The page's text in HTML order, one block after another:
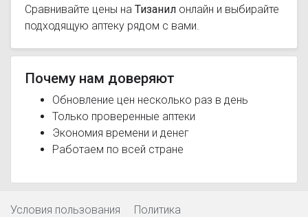
Сравнивайте цены на Тизанил онлайн и выбирайте
подходящую аптеку рядом с вами.
Почему нам доверяют
Обновление цен несколько раз в день
Только проверенные аптеки
Экономия времени и денег
Работаем по всей стране
Условия пользования Политика